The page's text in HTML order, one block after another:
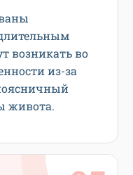
возникать во
из-за
живота.